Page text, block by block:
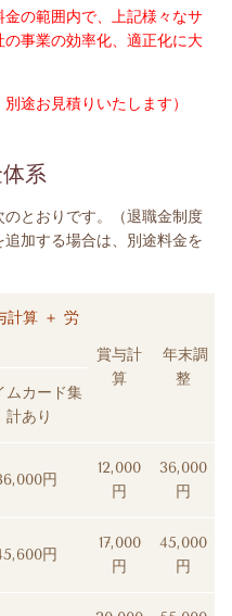
の範囲内で、上記様々なサ
事業の効率化、適正化に大
途お見積りいたします）
系
とおりです。（退職金制度
加する場合は、別途料金を
計算 ＋ 労
賞与計
算
年末調
整
ムカード集
計あり
,000円
12,000
円
36,000
円
円
17,000
円
45,000
円